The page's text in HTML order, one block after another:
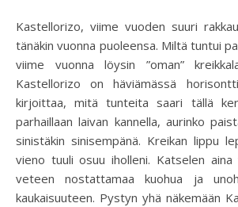
Kastellorizo, viime vuoden suuri rakkauteni, kutsui minua
tänäkin vuonna puoleensa. Miltä tuntui
viime vuonna löysin ”oman”
Kastellorizo on häviämässä
kirjoittaa, mitä tunteita saari tällä
parhaillaan laivan kannella, aurinko
sinistäkin sinisempänä. Kreikan lippu
vieno tuuli osuu iholleni. Katselen aina
veteen nostattamaa kuohua ja
kaukaisuuteen. Pystyn yhä näkemään